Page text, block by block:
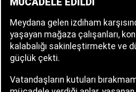
Meydana gelen izdiham
yaşayan mağaza çalışanları,
kalabalığı sakinleştirmekte ve
güçlük çekti.
Vatandaşların kutuları